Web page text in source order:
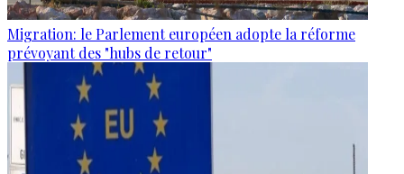
Migration: le Parlement européen adopte la réforme
prévoyant des "hubs de retour"